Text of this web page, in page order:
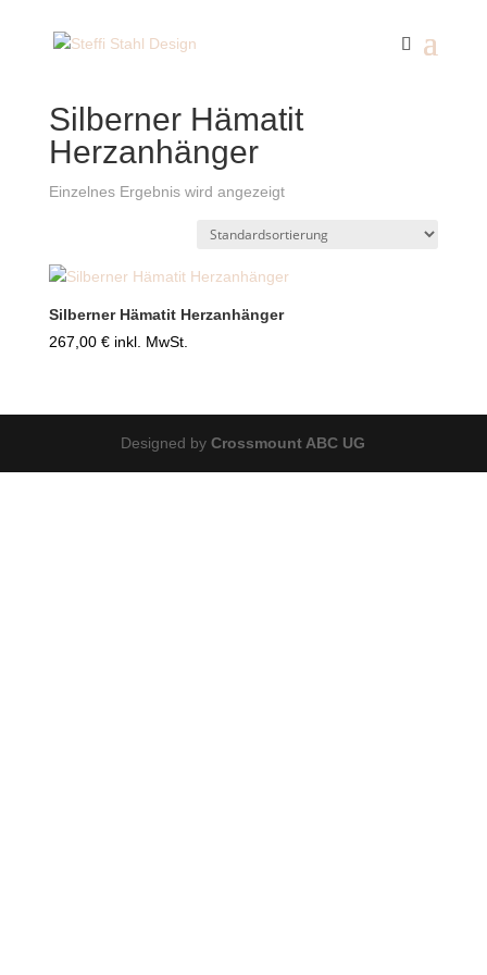
Silberner Hämatit
Herzanhänger
Einzelnes Ergebnis wird angezeigt
Silberner Hämatit Herzanhänger
267,00 € inkl. MwSt.
Designed byCrossmount ABC UG